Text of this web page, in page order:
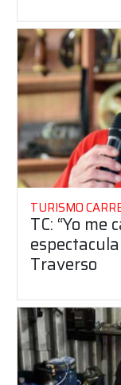
TURISMO
TC: “Yo me
Traverso